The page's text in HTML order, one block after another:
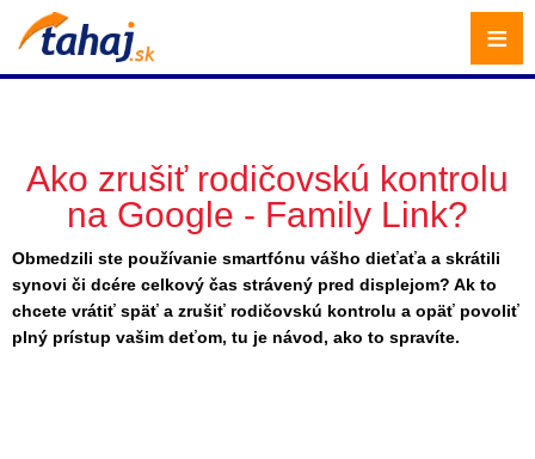
Ako zrušiť rodičovskú kontrolu
na Google - Family Link?
Obmedzili ste používanie smartfónu vášho dieťaťa a skrátili
synovi či dcére celkový čas strávený pred displejom? Ak to
chcete vrátiť späť a zrušiť rodičovskú kontrolu a opäť povoliť
plný prístup vašim deťom, tu je návod, ako to spravíte.
≡